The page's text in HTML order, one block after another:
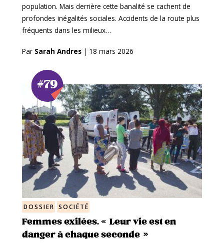
population. Mais derrière cette banalité se cachent de
profondes inégalités sociales. Accidents de la route plus
fréquents dans les milieux…
Par Sarah Andres | 18 mars 2026
#79
DOSSIER SOCIÉTÉ
Femmes exilées. « Leur vie est en
danger à chaque seconde »